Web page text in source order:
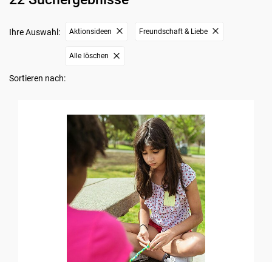
Ihre Auswahl: Aktionsideen Freundschaft & Liebe
Alle löschen
Sortieren nach: